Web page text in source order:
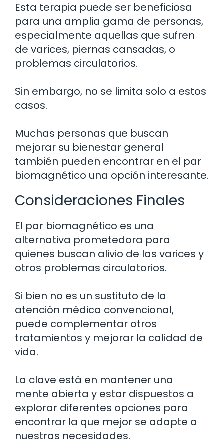
Esta terapia puede ser beneficiosa
para una amplia gama de personas,
especialmente aquellas que sufren
de varices, piernas cansadas, o
problemas circulatorios.
Sin embargo, no se limita solo a estos
casos.
Muchas personas que buscan
mejorar su bienestar general
también pueden encontrar en el par
biomagnético una opción interesante.
Consideraciones Finales
El par biomagnético es una
alternativa prometedora para
quienes buscan alivio de las varices y
otros problemas circulatorios.
Si bien no es un sustituto de la
atención médica convencional,
puede complementar otros
tratamientos y mejorar la calidad de
vida.
La clave está en mantener una
mente abierta y estar dispuestos a
explorar diferentes opciones para
encontrar la que mejor se adapte a
nuestras necesidades.